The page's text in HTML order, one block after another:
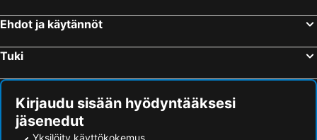
Ehdot ja käytännöt
Tuki
Kirjaudu sisään hyödyntääksesi
jäsenedut